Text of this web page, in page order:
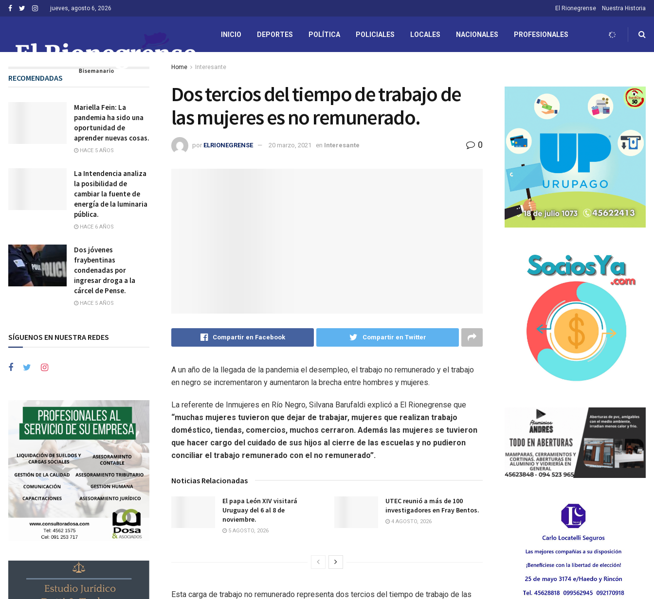
jueves, agosto 6, 2026 El Rionegrense Nuestra Historia
INICIO DEPORTES POLÍTICA POLICIALES LOCALES NACIONALES PROFESIONALES
Home Interesante
Dos tercios del tiempo de trabajo de
las mujeres es no remunerado.
por ELRIONEGRENSE 20 marzo, 2021 en Interesante 0
Compartir en Facebook Compartir en Twitter
A un año de la llegada de la pandemia el desempleo, el trabajo no remunerado y el trabajo
en negro se incrementaron y aumentaron la brecha entre hombres y mujeres.
La referente de Inmujeres en Río Negro, Silvana Barufaldi explicó a El Rionegrense que
“muchas mujeres tuvieron que dejar de trabajar, mujeres que realizan trabajo
doméstico, tiendas, comercios, muchos cerraron. Además las mujeres se tuvieron
que hacer cargo del cuidado de sus hijos al cierre de las escuelas y no pudieron
conciliar el trabajo remunerado con el no remunerado”.
Noticias Relacionadas
El papa León XIV visitará
Uruguay del 6 al 8 de
noviembre.
5 AGOSTO, 2026
UTEC reunió a más de 100
investigadores en Fray Bentos.
4 AGOSTO, 2026
Esta carga de trabajo no remunerado representa dos tercios del tiempo de trabajo de las
RECOMENDADAS
Mariella Fein: La
pandemia ha sido una
oportunidad de
aprender nuevas cosas.
HACE 5 AÑOS
La Intendencia analiza
la posibilidad de
cambiar la fuente de
energía de la luminaria
pública.
HACE 6 AÑOS
Dos jóvenes
fraybentinas
condenadas por
ingresar droga a la
cárcel de Pense.
HACE 5 AÑOS
SÍGUENOS EN NUESTRA REDES